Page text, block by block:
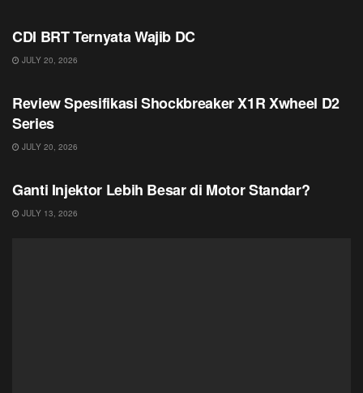
CDI BRT Ternyata Wajib DC
JULY 20, 2026
Review Spesifikasi Shockbreaker X1R Xwheel D2
Series
JULY 20, 2026
Ganti Injektor Lebih Besar di Motor Standar?
JULY 13, 2026